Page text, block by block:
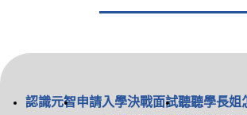
認識元智申請入學決戰面試聽聽學長姐